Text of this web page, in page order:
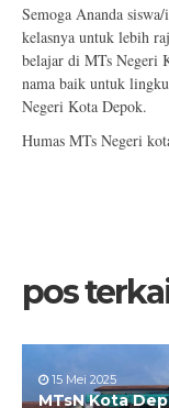
Semoga Ananda
kelasnya untuk lebih
belajar di MTs Negeri
nama baik untuk
Negeri Kota Depok.
Humas MTs Negeri
pos
15 Mei 2025
MTsN Kota